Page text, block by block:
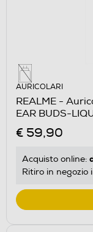
AURICOLARI
REALME -
EAR BUDS-
€ 59,90
Acquisto online:
Ritiro in